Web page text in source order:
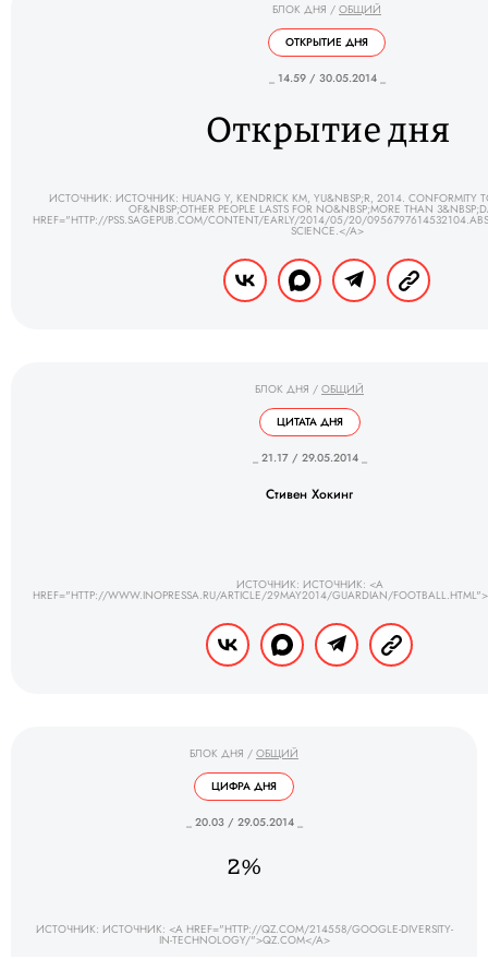
БЛОК ДНЯ / ОБЩИЙ
ОТКРЫТИЕ ДНЯ
_ 14.59 / 30.05.2014 _
Открытие дня
ИСТОЧНИК: ИСТОЧНИК: HUANG Y, KENDRICK KM, YU&NBSP;R, 2014. CONFORMITY
OF&NBSP;OTHER PEOPLE LASTS FOR NO&NBSP;MORE THAN
HREF="HTTP://PSS.SAGEPUB.COM/CONTENT/EARLY/2014/05/20/
SCIENCE.</A>
БЛОК ДНЯ / ОБЩИЙ
ЦИТАТА ДНЯ
_ 21.17 / 29.05.2014 _
Стивен Хокинг
ИСТОЧНИК: ИСТОЧНИК: <A
HREF="HTTP://WWW.INOPRESSA.RU/ARTICLE/29MAY2014/GUARDIAN/
БЛОК ДНЯ / ОБЩИЙ
ЦИФРА ДНЯ
_ 20.03 / 29.05.2014 _
2%
ИСТОЧНИК: ИСТОЧНИК: <A HREF="HTTP://QZ.COM/214558/GOOGLE-DIVERSITY-
IN-TECHNOLOGY/">QZ.COM</A>